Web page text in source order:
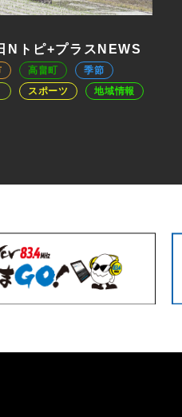
Nトピ+プラスNEWS
高畠町
季節
スポーツ 地域情報